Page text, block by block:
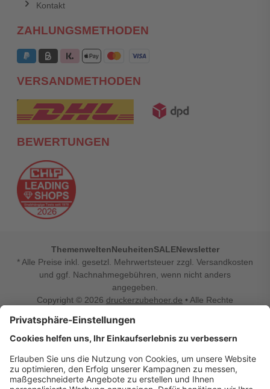
Kontakt
ZAHLUNGSMETHODEN
VERSANDMETHODEN
BEWERTUNGEN
ThemenweltenNeuheitenSALENewsletter
* Alle Preise inkl. gesetzl. Mehrwertsteuer zzgl. Versandkosten
und ggf. Nachnahmegebühren, wenn nicht anders
angegeben.
Copyright © 2026 druckerzubehoer.de • Alle Rechte
Vertrag widerrufen
Druckerzubehoer.de – preiswerte Qualität für Ihr Office
Sie sind auf der Suche nach dem passenden Druckerzubehör
oder Zubehör für das Büro, den Computer oder Ihr
Smartphone? Dann sind Sie bei Druckerzubehoer.de genau